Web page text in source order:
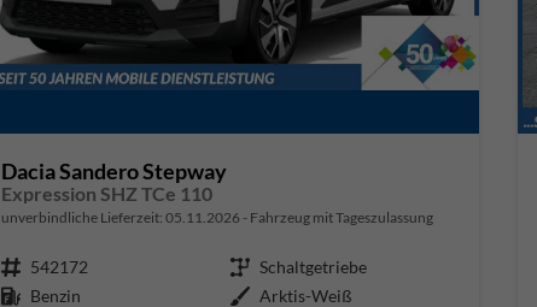
Dacia Sandero Stepway
Expression SHZ TCe 110
unverbindliche Lieferzeit: 05.11.2026 Fahrzeug mit Tageszulassung
Fahrzeugnr. 542172 Getriebe Schaltgetriebe
Kraftstoff Benzin Außenfarbe Arktis-Weiß